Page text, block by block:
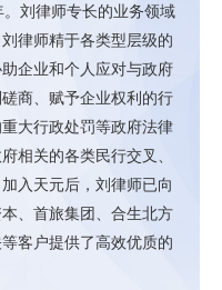
刘律师专长的业务领域
律师精于各类型层级的
企业和个人应对与政府
商、赋予企业权利的行
大行政处罚等政府法律
相关的各类民行交叉、
入天元后，刘律师已向
、首旅集团、合生北方
客户提供了高效优质的